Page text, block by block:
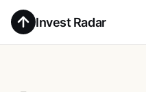
Invest Radar